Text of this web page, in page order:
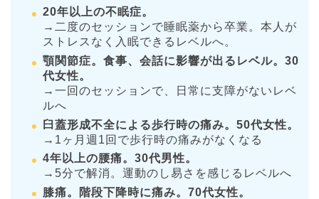
20年以上の不眠症。
→二度のセッションで睡眠薬から卒業。本人が
ストレスなく入眠できるレベルへ。
顎関節症。食事、会話に影響が出るレベル。30
代女性。
→一回のセッションで、日常に支障がないレベ
ルへ
臼蓋形成不全による歩行時の痛み。50代女性。
→1ヶ月週1回で歩行時の痛みがなくなる
4年以上の腰痛。30代男性。
→5分で解消。運動のし易さを感じるレベルへ
膝痛。階段下降時に痛み。70代女性。